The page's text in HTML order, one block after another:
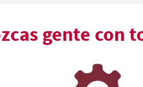
gente